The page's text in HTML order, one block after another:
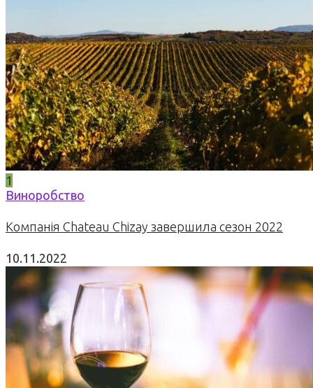
1
Виноробство
Компанія Chateau Chizay завершила сезон 2022
10.11.2022